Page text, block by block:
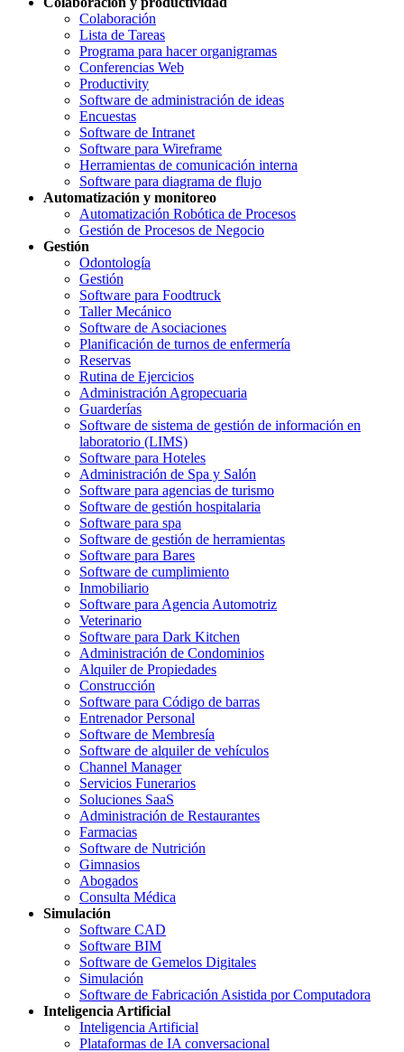
Colaboración
Lista de Tareas
Programa para hacer organigramas
Conferencias Web
Productivity
Software de administración de ideas
Encuestas
Software de Intranet
Software para Wireframe
Herramientas de comunicación interna
Software para diagrama de flujo
Automatización y monitoreo
Automatización Robótica de Procesos
Gestión de Procesos de Negocio
Gestión
Odontología
Gestión
Software para Foodtruck
Taller Mecánico
Software de Asociaciones
Planificación de turnos de enfermería
Reservas
Rutina de Ejercicios
Administración Agropecuaria
Guarderías
Software de sistema de gestión de información en
laboratorio (LIMS)
Software para Hoteles
Administración de Spa y Salón
Software para agencias de turismo
Software de gestión hospitalaria
Software para spa
Software de gestión de herramientas
Software para Bares
Software de cumplimiento
Inmobiliario
Software para Agencia Automotriz
Veterinario
Software para Dark Kitchen
Administración de Condominios
Alquiler de Propiedades
Construcción
Software para Código de barras
Entrenador Personal
Software de Membresía
Software de alquiler de vehículos
Channel Manager
Servicios Funerarios
Soluciones SaaS
Administración de Restaurantes
Farmacias
Software de Nutrición
Gimnasios
Abogados
Consulta Médica
Simulación
Software CAD
Software BIM
Software de Gemelos Digitales
Simulación
Software de Fabricación Asistida por Computadora
Inteligencia Artificial
Inteligencia Artificial
Plataformas de IA conversacional